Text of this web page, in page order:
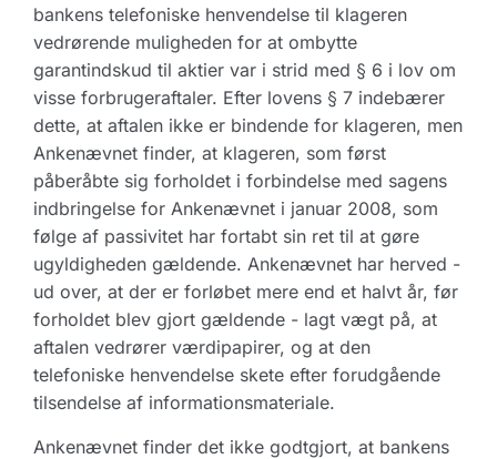
bankens telefoniske henvendelse til klageren
vedrørende muligheden for at ombytte
garantindskud til aktier var i strid med § 6 i lov om
visse forbrugeraftaler. Efter lovens § 7 indebærer
dette, at aftalen ikke er bindende for klageren, men
Ankenævnet finder, at klageren, som først
påberåbte sig forholdet i forbindelse med sagens
indbringelse for Ankenævnet i januar 2008, som
følge af passivitet har fortabt sin ret til at gøre
ugyldigheden gældende. Ankenævnet har herved -
ud over, at der er forløbet mere end et halvt år, før
forholdet blev gjort gældende - lagt vægt på, at
aftalen vedrører værdipapirer, og at den
telefoniske henvendelse skete efter forudgående
tilsendelse af informationsmateriale.
Ankenævnet finder det ikke godtgjort, at bankens